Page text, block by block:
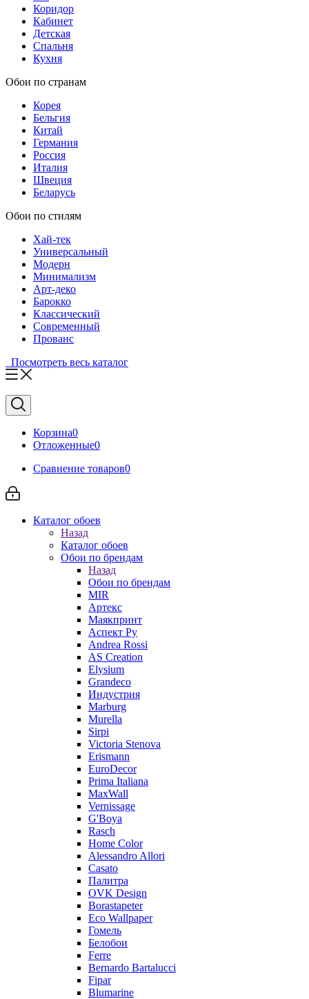
Коридор
Кабинет
Детская
Спальня
Кухня
Обои по странам
Корея
Бельгия
Китай
Германия
Россия
Италия
Швеция
Беларусь
Обои по стилям
Хай-тек
Универсальный
Модерн
Минимализм
Арт-деко
Барокко
Классический
Современный
Прованс
Посмотреть весь каталог
Корзина0
Отложенные0
Сравнение товаров0
Каталог обоев
Назад
Каталог обоев
Обои по брендам
Назад
Обои по брендам
MIR
Артекс
Маякпринт
Аспект Ру
Andrea Rossi
AS Creation
Elysium
Grandeco
Индустрия
Marburg
Murella
Sirpi
Victoria Stenova
Erismann
EuroDecor
Prima Italiana
MaxWall
Vernissage
G'Boya
Rasch
Home Color
Alessandro Allori
Casato
Палитра
OVK Design
Borastapeter
Eco Wallpaper
Гомель
Белобои
Ferre
Bernardo Bartalucci
Fipar
Blumarine